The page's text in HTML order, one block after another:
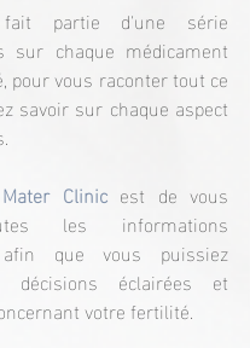
partie d'une série
sur chaque médicament
pour vous raconter tout ce
savoir sur chaque aspect
Mater Clinic est de vous
les informations
afin que vous puissiez
décisions éclairées et
votre fertilité.